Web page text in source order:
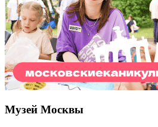
Музей Москвы